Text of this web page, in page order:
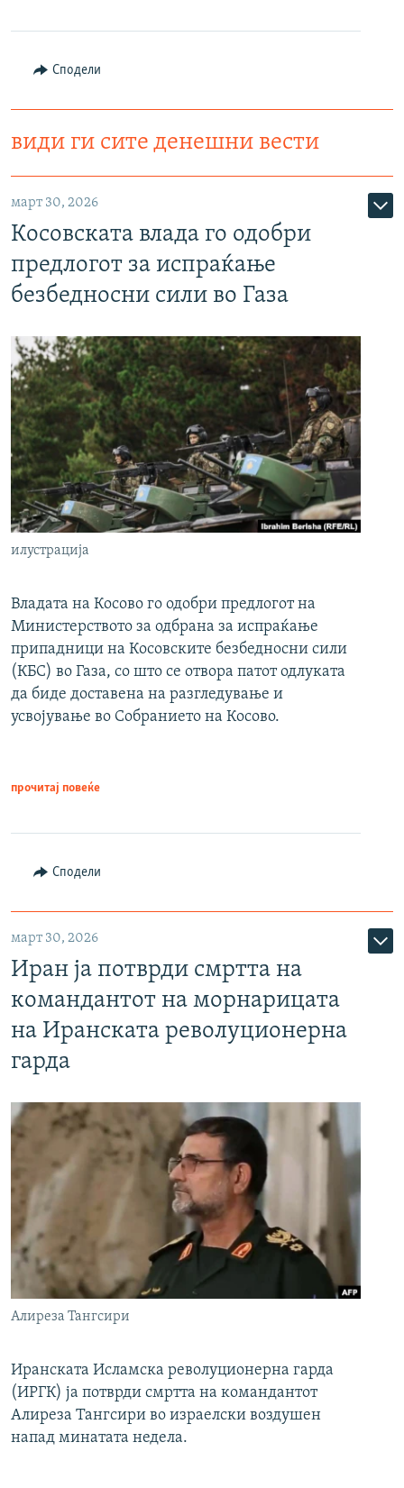
Сподели
види ги сите денешни вести
март 30, 2026
Косовската влада го одобри
предлогот за испраќање
безбедносни сили во Газа
илустрација
Владата на Косово го одобри предлогот на
Министерството за одбрана за испраќање
припадници на Косовските безбедносни сили
(КБС) во Газа, со што се отвора патот одлуката
да биде доставена на разгледување и
усвојување во Собранието на Косово.
прочитај повеќе
Сподели
март 30, 2026
Иран ја потврди смртта на
командантот на морнарицата
на Иранската револуционерна
гарда
Алиреза Тангсири
Иранската Исламска револуционерна гарда
(ИРГК) ја потврди смртта на командантот
Алиреза Тангсири во израелски воздушен
напад минатата недела.